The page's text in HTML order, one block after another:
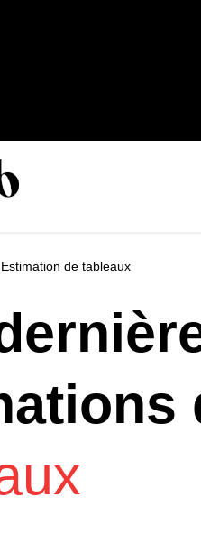
Estimation de tableaux